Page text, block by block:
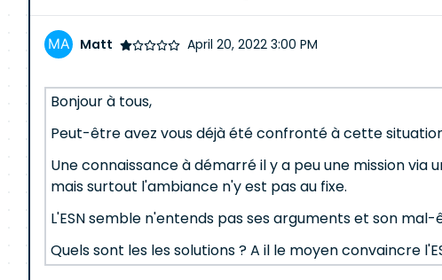
Matt April 20, 2022 3:00 PM
Bonjour à tous,
Peut-être avez vous déjà été confronté à cette
Une connaissance à démarré il y a peu une mission via
mais surtout l'ambiance n'y est pas au fixe.
L'ESN semble n'entends pas ses arguments et son mal-
Quels sont les les solutions ? A il le moyen convaincre